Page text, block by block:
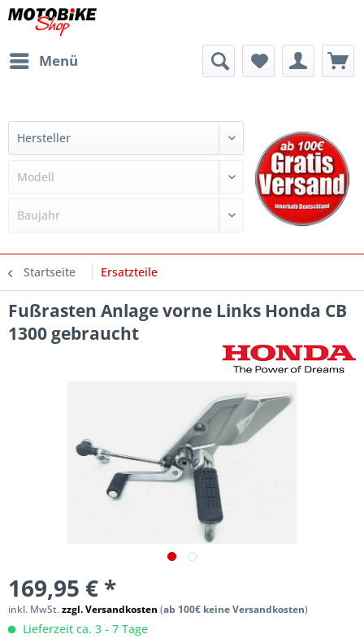
Menü
Startseite Ersatzteile
Fußrasten Anlage vorne Links Honda CB
1300 gebraucht
169,95 € *
inkl. MwSt.zzgl. Versandkosten (ab 100€ keine Versandkosten)
Lieferzeit ca. 3 - 7 Tage